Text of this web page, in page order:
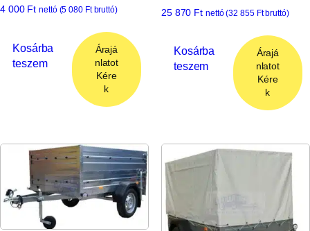
4 000 Ft nettó (5 080 Ftbruttó)
Kosárba
teszem
Árajá
nlatot
Kére
k
25 870 Ft nettó (32 855 Ftbruttó)
Kosárba
teszem
Árajá
nlatot
Kére
k